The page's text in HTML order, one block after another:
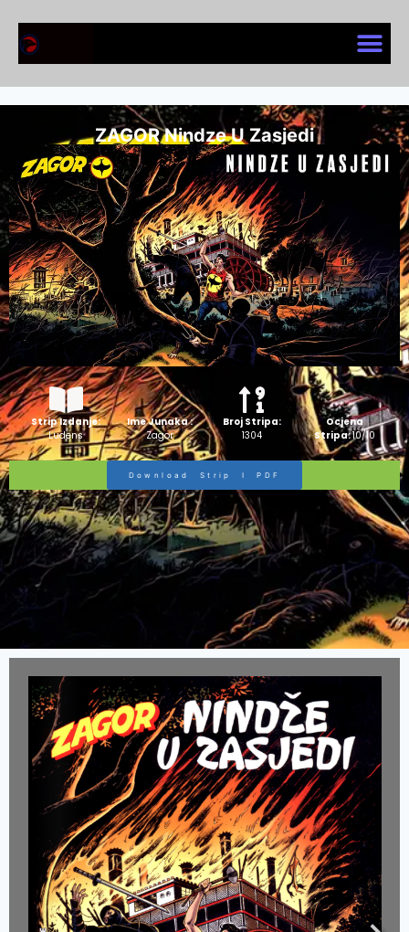
ZAGOR Nindze U Zasjedi
Strip Izdanje:
Ludens
Ime Junaka :
Zagor
Broj Stripa:
1304
Ocjena
Stripa:10/10
Download Strip I PDF